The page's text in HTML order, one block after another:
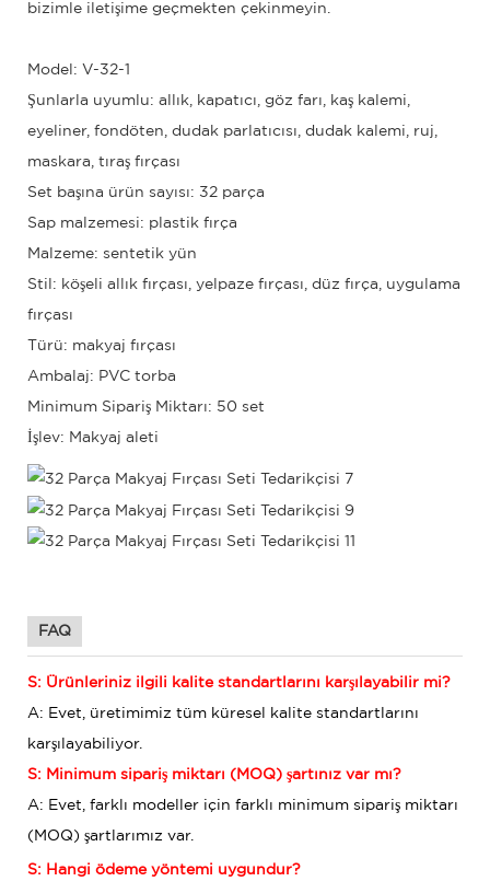
bizimle iletişime geçmekten çekinmeyin.
Model: V-32-1
Şunlarla uyumlu: allık, kapatıcı, göz farı, kaş kalemi,
eyeliner, fondöten, dudak parlatıcısı, dudak kalemi, ruj,
maskara, tıraş fırçası
Set başına ürün sayısı: 32 parça
Sap malzemesi: plastik fırça
Malzeme: sentetik yün
Stil: köşeli allık fırçası, yelpaze fırçası, düz fırça, uygulama
fırçası
Türü: makyaj fırçası
Ambalaj: PVC torba
Minimum Sipariş Miktarı: 50 set
İşlev: Makyaj aleti
FAQ
S: Ürünleriniz ilgili kalite standartlarını karşılayabilir mi?
A: Evet, üretimimiz tüm küresel kalite standartlarını
karşılayabiliyor.
S: Minimum sipariş miktarı (MOQ) şartınız var mı?
A: Evet, farklı modeller için farklı minimum sipariş miktarı
(MOQ) şartlarımız var.
S: Hangi ödeme yöntemi uygundur?